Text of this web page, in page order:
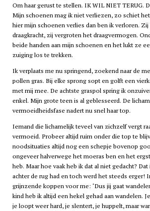
Om haar gerust te stellen. IK WIL NIET TERUG.
Mijn schoenen mag ik niet verliezen, zo schiet
hier mijn schoenen verlies dan ben ik verloren.
draagkracht, zij vergroten het draagvermogen.
beide handen aan mijn schoenen en het lukt ze
zuiging los te trekken.
Ik verplaats me nu springend, zoekend naar de
pollen gras. Bij elke sprong sopt en golft een
met mij mee. De achtste graspol spring ik
enkel. Mijn grote teen is al geblesseerd. De
vermoeidheidsfase nadert nu snel haar top.
Iemand die lichamelijk teveel van zichzelf vergt
vermoeid. Probeer altijd ruim onder die top te
noodsituaties altijd nog een schepje bovenop
ongeveer halverwege het moeras ben en het
heb. Maar hoe vaak heb ik dat al niet gedacht?
achter de rug had en toch werd het steeds erger!
grijnzende koppen voor me: ‘Dus jij gaat
kind heb ik altijd een hekel gehad aan wandelen.
je loopt weer hard, je slentert, je huppelt, maar